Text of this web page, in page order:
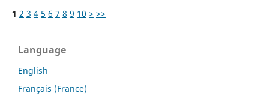
1 2 3 4 5 6 7 8 9 10 > >>
Language
English
Français (France)